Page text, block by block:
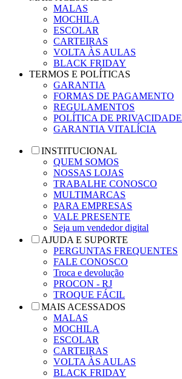
MALAS
MOCHILA
ESCOLAR
CARTEIRAS
VOLTA ÀS AULAS
BLACK FRIDAY
TERMOS E POLÍTICAS
GARANTIA
FORMAS DE PAGAMENTO
REGULAMENTOS
POLÍTICA DE PRIVACIDADE
GARANTIA VITALÍCIA
INSTITUCIONAL
QUEM SOMOS
NOSSAS LOJAS
TRABALHE CONOSCO
MULTIMARCAS
PARA EMPRESAS
VALE PRESENTE
Seja um vendedor digital
AJUDA E SUPORTE
PERGUNTAS FREQUENTES
FALE CONOSCO
Troca e devolução
PROCON - RJ
TROQUE FÁCIL
MAIS ACESSADOS
MALAS
MOCHILA
ESCOLAR
CARTEIRAS
VOLTA ÀS AULAS
BLACK FRIDAY